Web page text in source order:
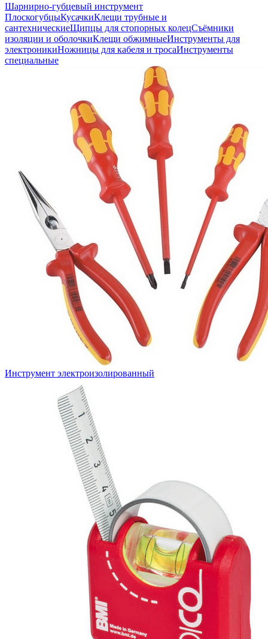
Шарнирно-губцевый инструмент
ПлоскогубцыКусачкиКлещи трубные и
сантехническиеЩипцы для стопорных колецСъёмники
изоляции и оболочкиКлещи обжимныеИнструменты для
электроникиНожницы для кабеля и тросаИнструменты
специальные
Инструмент электроизолированный